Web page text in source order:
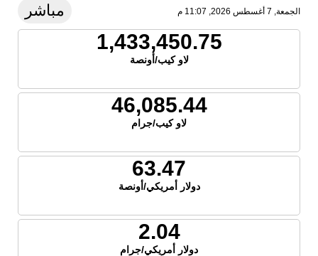
الجمعة, 7 أغسطس 2026, 11:07 م مباشر
1,433,450.75
لاو كيب/أونصة
46,085.44
لاو كيب/جرام
63.47
دولار أمريكي/أونصة
2.04
دولار أمريكي/جرام